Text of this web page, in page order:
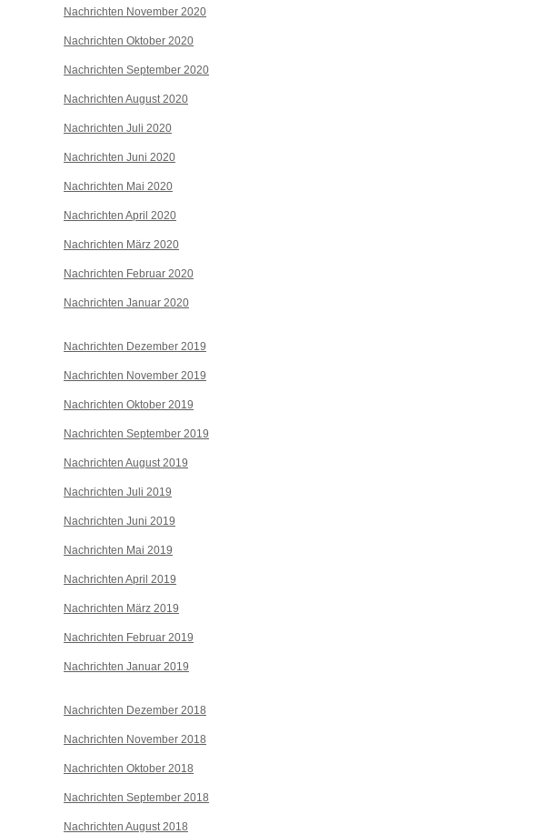
Nachrichten November 2020
Nachrichten Oktober 2020
Nachrichten September 2020
Nachrichten August 2020
Nachrichten Juli 2020
Nachrichten Juni 2020
Nachrichten Mai 2020
Nachrichten April 2020
Nachrichten März 2020
Nachrichten Februar 2020
Nachrichten Januar 2020
Nachrichten Dezember 2019
Nachrichten November 2019
Nachrichten Oktober 2019
Nachrichten September 2019
Nachrichten August 2019
Nachrichten Juli 2019
Nachrichten Juni 2019
Nachrichten Mai 2019
Nachrichten April 2019
Nachrichten März 2019
Nachrichten Februar 2019
Nachrichten Januar 2019
Nachrichten Dezember 2018
Nachrichten November 2018
Nachrichten Oktober 2018
Nachrichten September 2018
Nachrichten August 2018